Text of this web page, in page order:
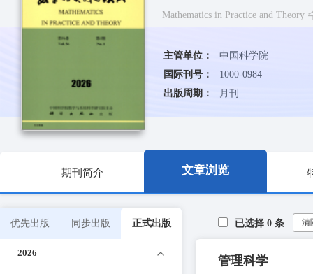
Mathematics in Practice and
主管单位：
中国科学院
国际刊号：
1000-0984
出版周期：
月刊
期刊简介 文章浏览
优先出版 同步出版 正式出版
2026
已选择 0 条 清
管理科学